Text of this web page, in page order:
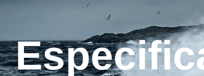
Especificaciones del sistema de